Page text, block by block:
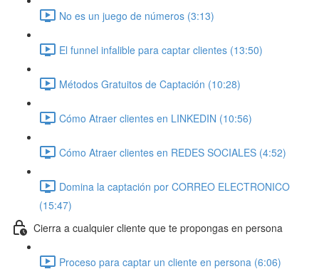
No es un juego de números (3:13)
El funnel infalible para captar clientes (13:50)
Métodos Gratuitos de Captación (10:28)
Cómo Atraer clientes en LINKEDIN (10:56)
Cómo Atraer clientes en REDES SOCIALES (4:52)
Domina la captación por CORREO ELECTRONICO
(15:47)
Cierra a cualquier cliente que te propongas en persona
Proceso para captar un cliente en persona (6:06)